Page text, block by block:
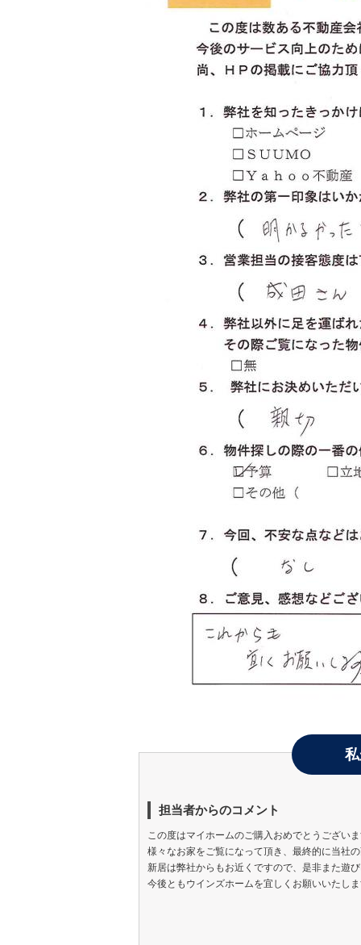
担当者からのコメント
この度はマイホームのご購入おめでとうございま
様々なお家をご覧になって頂き、最終的に当社
新居は弊社からもお近くですので、是非また遊び
今後ともウインズホームを宜しくお願いいたしま